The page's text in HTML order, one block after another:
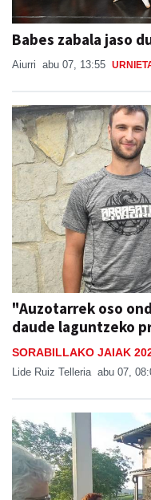
Babes zabala jaso
Aiurri abu 07, 13:55
"Auzotarrek oso
daude laguntzeko
SORABILLAKO JAIAK
Lide Ruiz Telleria abu 07,